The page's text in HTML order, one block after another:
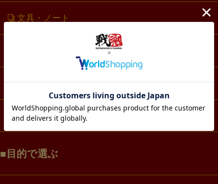
文具・ノート
スマホ・IT・メディア
生活・雑貨
コラボ・キャラクター
目的で選ぶ